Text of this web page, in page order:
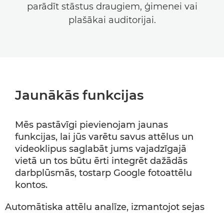
parādīt stāstus draugiem, ģimenei vai
plašākai auditorijai.
Jaunākās funkcijas
Mēs pastāvīgi pievienojam jaunas
funkcijas, lai jūs varētu savus attēlus un
videoklipus saglabāt jums vajadzīgajā
vietā un tos būtu ērti integrēt dažādās
darbplūsmās, tostarp Google fotoattēlu
kontos.
Automātiska attēlu analīze, izmantojot sejas